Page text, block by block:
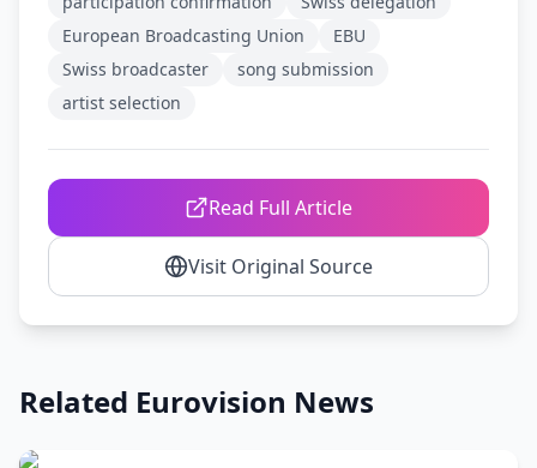
European Broadcasting Union
EBU
Swiss broadcaster
song submission
artist selection
Read Full Article
Visit Original Source
Related Eurovision News